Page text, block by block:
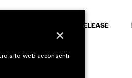
RELEASE
×
sito web acconsenti